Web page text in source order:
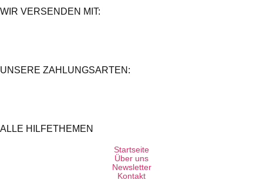
WIR VERSENDEN MIT:
UNSERE ZAHLUNGSARTEN:
ALLE HILFETHEMEN
Startseite
Über uns
Newsletter
Kontakt